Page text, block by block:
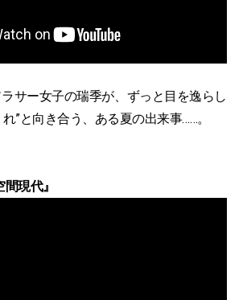
サー女子の瑞季が、ずっと目を逸らし
”と向き合う、ある夏の出来事……。
現代』